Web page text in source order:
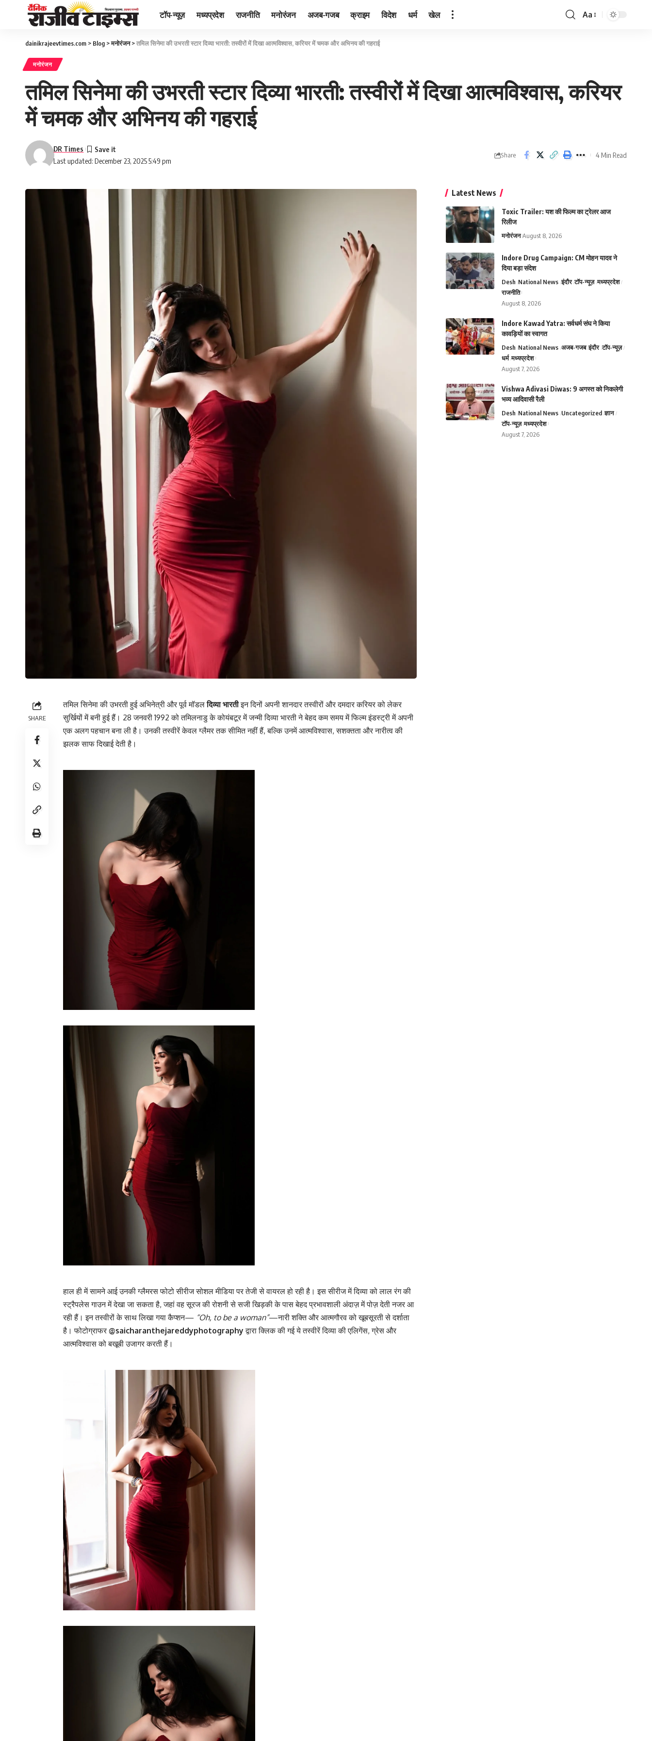
टॉप-न्यूज़ मध्यप्रदेश राजनीति मनोरंजन अजब-गजब क्राइम विदेश धर्म खेल
Font
Aa
dainikrajeevtimes.com > Blog >मनोरंजन>तमिल सिनेमा की उभरती स्टार दिव्या भारती: तस्वीरों में दिखा आत्मविश्वास, करियर में चमक और अभिनय की गहराई
मनोरंजन
तमिल सिनेमा की उभरती स्टार दिव्या भारती: तस्वीरों में दिखा आत्मविश्वास, करियर
में चमक और अभिनय की गहराई
Last updated: December 23, 2025 5:49 pm
DR Times
Share 4 Min Read
SHARE
तमिल सिनेमा की उभरती हुई अभिनेत्री और पूर्व मॉडलदिव्या भारतीइन दिनों अपनी शानदार तस्वीरों और दमदार करियर को लेकर
सुर्खियों में बनी हुई हैं। 28 जनवरी 1992 को तमिलनाडु के कोयंबटूर में जन्मी दिव्या भारती ने बेहद कम समय में फिल्म इंडस्ट्री में अपनी
एक अलग पहचान बना ली है। उनकी तस्वीरें केवल ग्लैमर तक सीमित नहीं हैं, बल्कि उनमें आत्मविश्वास, सशक्तता और नारीत्व की
झलक साफ दिखाई देती है।
हाल ही में सामने आई उनकी ग्लैमरस फोटो सीरीज सोशल मीडिया पर तेजी से वायरल हो रही है। इस सीरीज में दिव्या को लाल रंग की
स्ट्रैपलेस गाउन में देखा जा सकता है, जहां वह सूरज की रोशनी से सजी खिड़की के पास बेहद प्रभावशाली अंदाज़ में पोज़ देती नजर आ
रही हैं। इन तस्वीरों के साथ लिखा गया कैप्शन— “Oh, to be a woman”—नारी शक्ति और आत्मगौरव को खूबसूरती से दर्शाता
है। फोटोग्राफर @saicharanthejareddyphotographyद्वारा क्लिक की गई ये तस्वीरें दिव्या की एलिगेंस, ग्रेस और
आत्मविश्वास को बखूबी उजागर करती हैं।
Latest News
Toxic Trailer: यश की फिल्म का ट्रेलर आज
रिलीज
मनोरंजन August 8, 2026
Indore Drug Campaign: CM मोहन यादव ने
दिया बड़ा संदेश
Desh National News इंदौर टॉप-न्यूज़ मध्यप्रदेश
राजनीति
August 8, 2026
Indore Kawad Yatra: सर्वधर्म संघ ने किया
कावड़ियों का स्वागत
Desh National News अजब-गजब इंदौर टॉप-न्यूज़
धर्म मध्यप्रदेश
August 7, 2026
Vishwa Adivasi Diwas: 9 अगस्त को निकलेगी
भव्य आदिवासी रैली
Desh National News Uncategorized ज्ञान
टॉप-न्यूज़ मध्यप्रदेश
August 7, 2026